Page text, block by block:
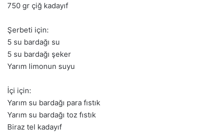
750 gr çiğ kadayıf
Şerbeti için:
5 su bardağı su
5 su bardağı şeker
Yarım limonun suyu
İçi için:
Yarım su bardağı para fıstık
Yarım su bardağı toz fıstık
Biraz tel kadayıf